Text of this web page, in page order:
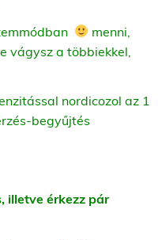
menni,
vágysz a többiekkel,
nordicozol az 1
begyűjtés
illetve érkezz pár